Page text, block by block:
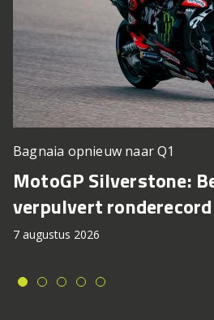
Bagnaia opnieuw naar Q1
MotoGP Silverstone:
verpulvert ronderecord
7 augustus 2026